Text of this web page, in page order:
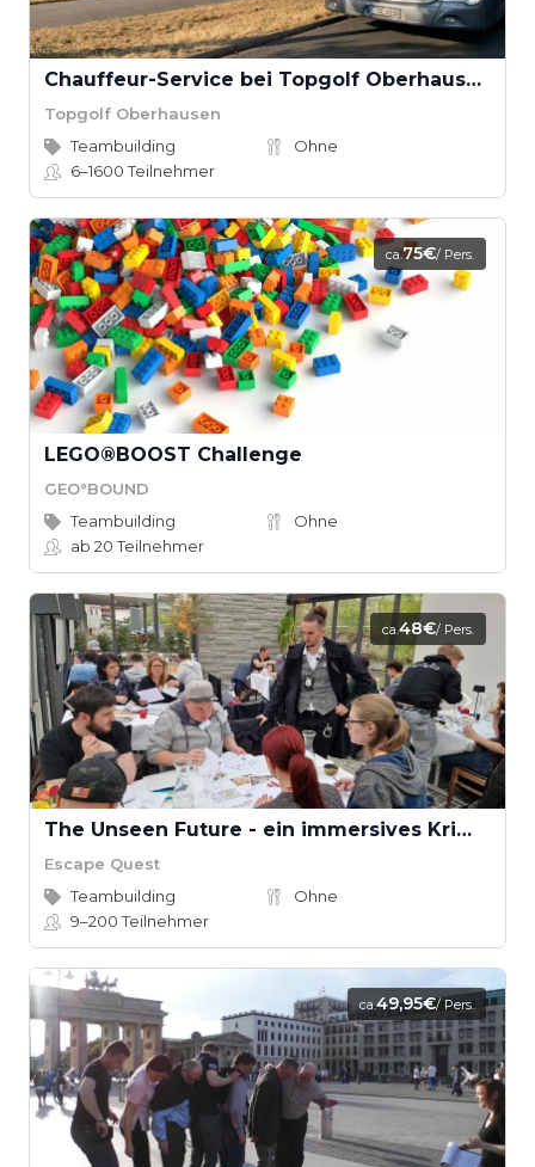
Chauffeur-Service bei Topgolf Oberhausen
Topgolf Oberhausen
Teambuilding
Ohne
6–1600Teilnehmer
ca.75€/ Pers.
LEGO®BOOST Challenge
GEO°BOUND
Teambuilding
Ohne
ab 20Teilnehmer
ca.48€/ Pers.
The Unseen Future - ein immersives Krimi-Rätsel-Spiel mit betretbaren Tatort
Escape Quest
Teambuilding
Ohne
9–200Teilnehmer
ca.49,95€/ Pers.